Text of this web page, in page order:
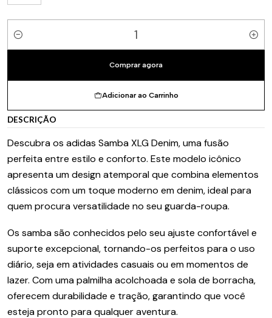
Quantidade
Adicionar ao Carrinho
Comprar agora
DESCRIÇÃO
Descubra os adidas Samba XLG Denim, uma fusão
perfeita entre estilo e conforto. Este modelo icônico
apresenta um design atemporal que combina elementos
clássicos com um toque moderno em denim, ideal para
quem procura versatilidade no seu guarda-roupa.
Os samba são conhecidos pelo seu ajuste confortável e
suporte excepcional, tornando-os perfeitos para o uso
diário, seja em atividades casuais ou em momentos de
lazer. Com uma palmilha acolchoada e sola de borracha,
oferecem durabilidade e tração, garantindo que você
esteja pronto para qualquer aventura.